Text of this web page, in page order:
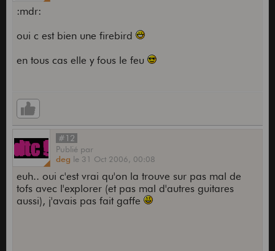
:mdr:
oui c est bien une firebird
en tous cas elle y fous le feu
#12
Publié par
deg le 31 Oct 2006, 00:08
euh.. oui c'est vrai qu'on la trouve sur pas mal de
tofs avec l'explorer (et pas mal d'autres guitares
aussi), j'avais pas fait gaffe